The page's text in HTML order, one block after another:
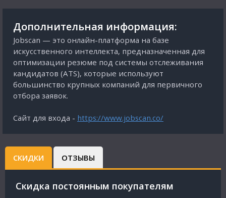
Дополнительная информация:
Jobscan — это онлайн-платформа на базе
искусственного интеллекта, предназначенная для
оптимизации резюме под системы отслеживания
кандидатов (ATS), которые используют
большинство крупных компаний для первичного
отбора заявок.
Сайт для входа - https://www.jobscan.co/
СКИДКИ ОТЗЫВЫ
Cкидка постоянным покупателям